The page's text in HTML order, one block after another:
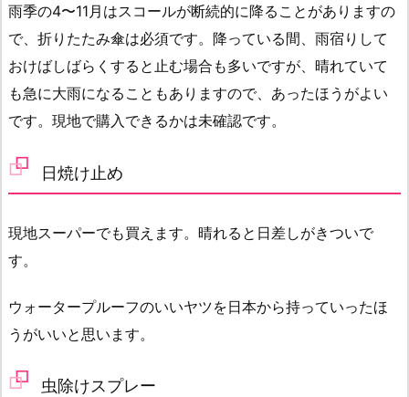
雨季の4〜11月はスコールが断続的に降ることがありますの
で、折りたたみ傘は必須です。降っている間、雨宿りして
おけばしばらくすると止む場合も多いですが、晴れていて
も急に大雨になることもありますので、あったほうがよい
です。現地で購入できるかは未確認です。
日焼け止め
現地スーパーでも買えます。晴れると日差しがきついで
す。
ウォータープルーフのいいヤツを日本から持っていったほ
うがいいと思います。
虫除けスプレー